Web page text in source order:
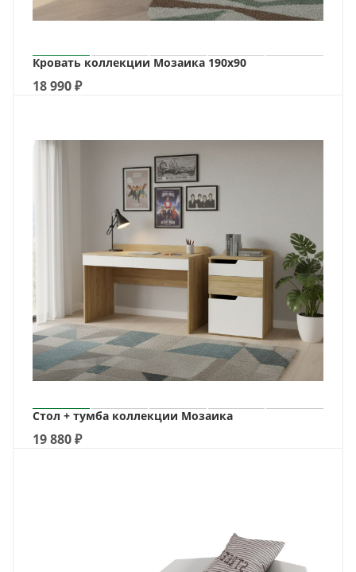
Кровать коллекции Мозаика 190х90
18 990₽
Стол + тумба коллекции Мозаика
19 880₽